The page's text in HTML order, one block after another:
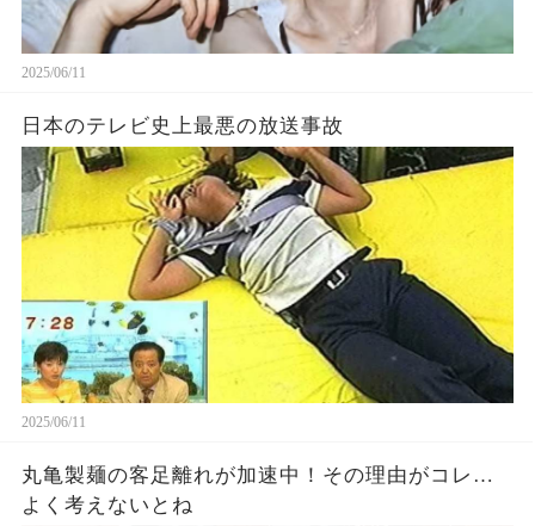
2025/06/11
日本のテレビ史上最悪の放送事故
2025/06/11
丸亀製麺の客足離れが加速中！その理由がコレ…
よく考えないとね